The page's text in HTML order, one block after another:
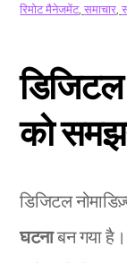
रिमोट मैनेजमेंट,समाचार,
को
डिजिटल
घटनाबन गया